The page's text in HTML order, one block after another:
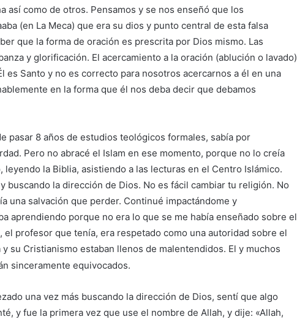
así como de otros. Pensamos y se nos enseñó que los
(en La Meca) que era su dios y punto central de esta falsa
que la forma de oración es prescrita por Dios mismo. Las
y glorificación. El acercamiento a la oración (ablución o lavado)
es Santo y no es correcto para nosotros acercarnos a él en una
en la forma que él nos deba decir que debamos
pasar 8 años de estudios teológicos formales, sabía por
Pero no abracé el Islam en ese momento, porque no lo creía
la Biblia, asistiendo a las lecturas en el Centro Islámico.
buscando la dirección de Dios. No es fácil cambiar tu religión. No
una salvación que perder. Continué impactándome y
aprendiendo porque no era lo que se me había enseñado sobre el
el profesor que tenía, era respetado como una autoridad sobre el
su Cristianismo estaban llenos de malentendidos. El y muchos
sinceramente equivocados.
una vez más buscando la dirección de Dios, sentí que algo
y fue la primera vez que use el nombre de Allah, y dije: «Allah,